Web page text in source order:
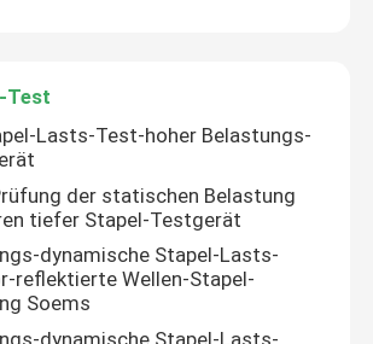
Sensor
Test
Lasts-Test-hoher Belastungs-
der statischen Belastung
tiefer Stapel-Testgerät
dynamische Stapel-Lasts-
reflektierte Wellen-Stapel-
Soems
dynamische Stapel-Lasts-